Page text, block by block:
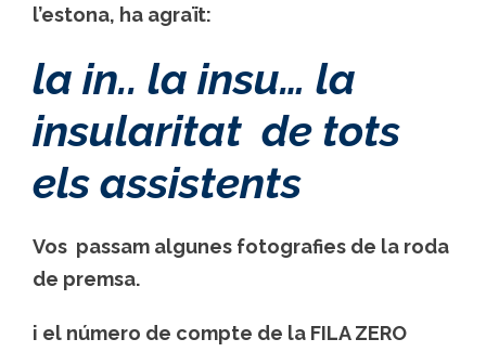
l’estona, ha agraït:
la in.. la insu… la
insularitat de tots
els assistents
Vos passam algunes fotografies de la roda
de premsa.
i el número de compte de la FILA ZERO